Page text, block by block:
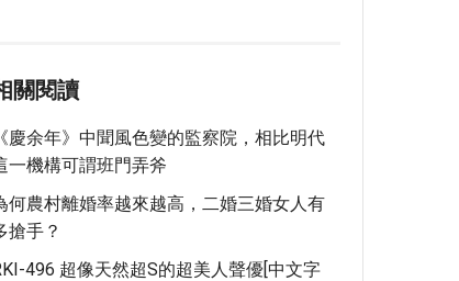
關閱讀
《慶余年》中聞風色變的監察院，相比明代
一機構可謂班門弄斧
何農村離婚率越來越高，二婚三婚女人有
搶手？
496 超像天然超S的超美人聲優[中文字